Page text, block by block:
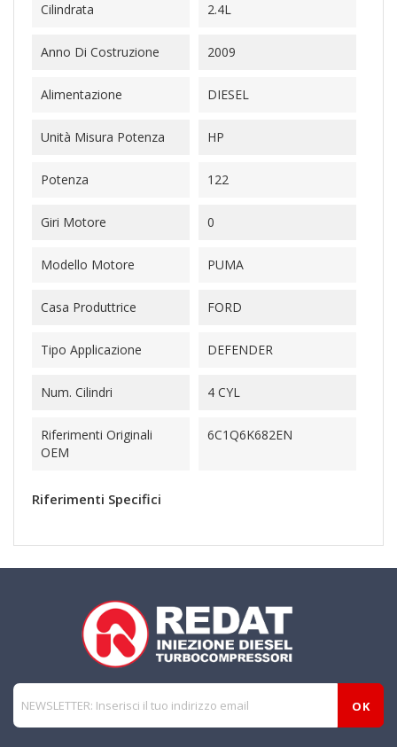
Cilindrata 2.4L
Anno Di Costruzione 2009
Alimentazione DIESEL
Unità Misura Potenza HP
Potenza 122
Giri Motore 0
Modello Motore PUMA
Casa Produttrice FORD
Tipo Applicazione DEFENDER
Num. Cilindri 4 CYL
Riferimenti Originali
OEM
6C1Q6K682EN
Riferimenti Specifici